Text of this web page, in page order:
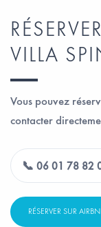
VILLA
Vous pouvez
contacter
📞 06 01 78 82
RÉSERVER SUR